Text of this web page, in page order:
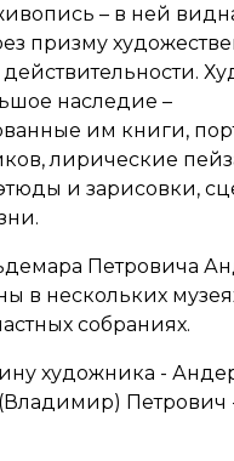
– в ней
призму
наследие –
им книги,
лирические
и зарисовки,
Петровича
в нескольких
собраниях.
художника -
Петрович